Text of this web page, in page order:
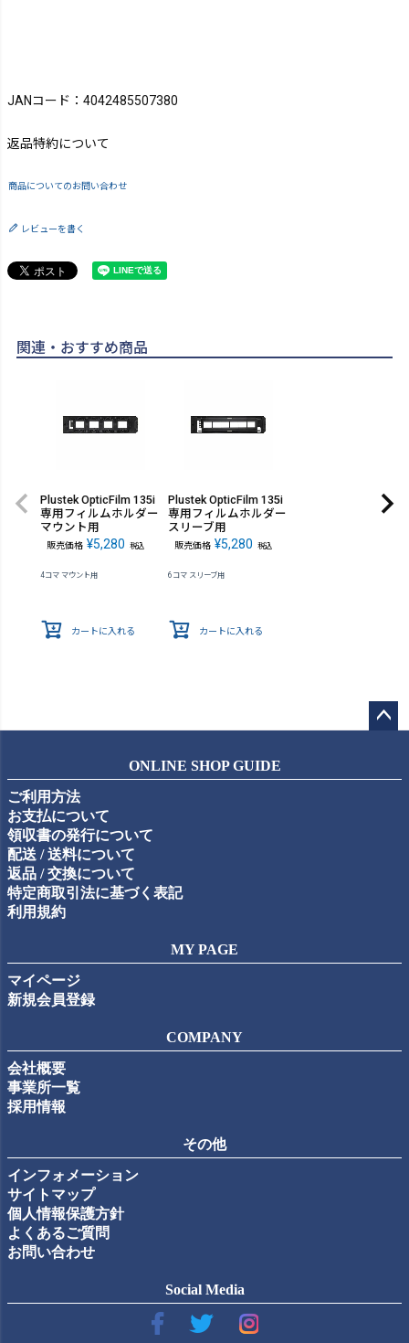
JANコード：4042485507380
返品特約について
商品についてのお問い合わせ
レビューを書く
関連・おすすめ商品
Plustek OpticFilm 135i
専用フィルムホルダー
マウント用
販売価格 ¥5,280 税込
4コマ マウント用
カートに入れる
Plustek OpticFilm 135i
専用フィルムホルダー
スリーブ用
販売価格 ¥5,280 税込
6コマ スリーブ用
カートに入れる
ップ
ONLINE SHOP GUIDE
ご利用方法
お支払について
領収書の発行について
配送 / 送料について
返品 / 交換について
特定商取引法に基づく表記
利用規約
MY PAGE
マイページ
新規会員登録
COMPANY
会社概要
事業所一覧
採用情報
その他
インフォメーション
サイトマップ
個人情報保護方針
よくあるご質問
お問い合わせ
Social Media